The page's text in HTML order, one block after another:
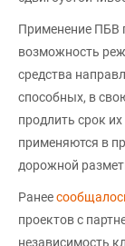
Применение ПБВ
возможность
средства
способных, в
продлить срок
применяются в
дорожной
Ранее
проектов с
независимость